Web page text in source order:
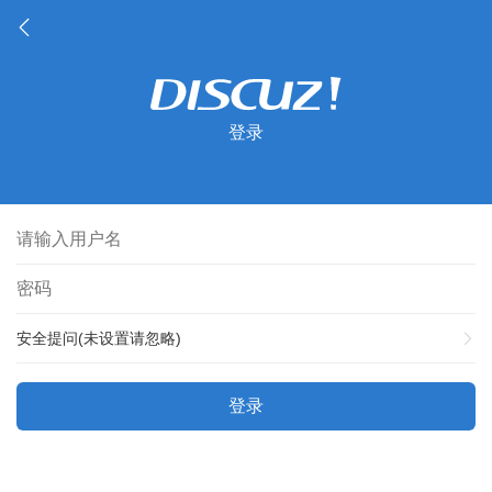
登录
安全提问(未设置请忽略)
登录